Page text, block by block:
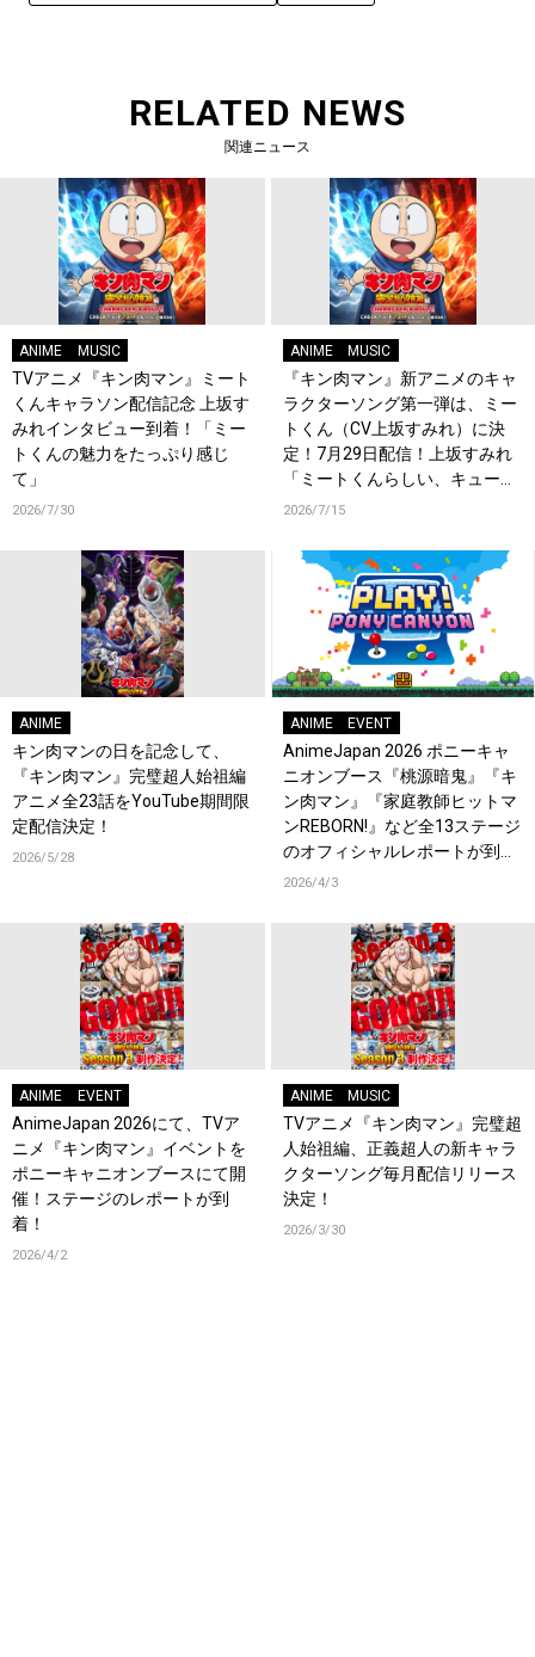
RELATED NEWS
関連ニュース
ANIME MUSIC
TVアニメ『キン肉マン』ミート
くんキャラソン配信記念 上坂す
みれインタビュー到着！「ミー
トくんの魅力をたっぷり感じ
て」
2026/7/30
ANIME MUSIC
『キン肉マン』新アニメのキャ
ラクターソング第一弾は、ミー
トくん（CV上坂すみれ）に決
定！7月29日配信！上坂すみれ
「ミートくんらしい、キュート
でかしこいお歌をぜひお楽しみ
2026/7/15
ANIME
キン肉マンの日を記念して、
『キン肉マン』完璧超人始祖編
アニメ全23話をYouTube期間限
定配信決定！
2026/5/28
ANIME EVENT
AnimeJapan 2026 ポニーキャ
ニオンブース『桃源暗鬼』『キ
ン肉マン』『家庭教師ヒットマ
ンREBORN!』など全13ステージ
のオフィシャルレポートが到
着！
2026/4/3
ANIME EVENT
AnimeJapan 2026にて、TVア
ニメ『キン肉マン』イベントを
ポニーキャニオンブースにて開
催！ステージのレポートが到
着！
2026/4/2
ANIME MUSIC
TVアニメ『キン肉マン』完璧超
人始祖編、正義超人の新キャラ
クターソング毎月配信リリース
決定！
2026/3/30